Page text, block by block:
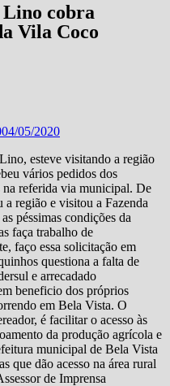
cobra
Vila Coco
04/05/2020
esteve visitando a região
vários pedidos dos
na referida via municipal. De
a região e visitou a Fazenda
péssimas condições da
faça trabalho de
faço essa solicitação em
questiona a falta de
e arrecadado
beneficio dos próprios
em Bela Vista. O
é facilitar o acesso às
da produção agrícola e
municipal de Bela Vista
que dão acesso na área rural
de Imprensa